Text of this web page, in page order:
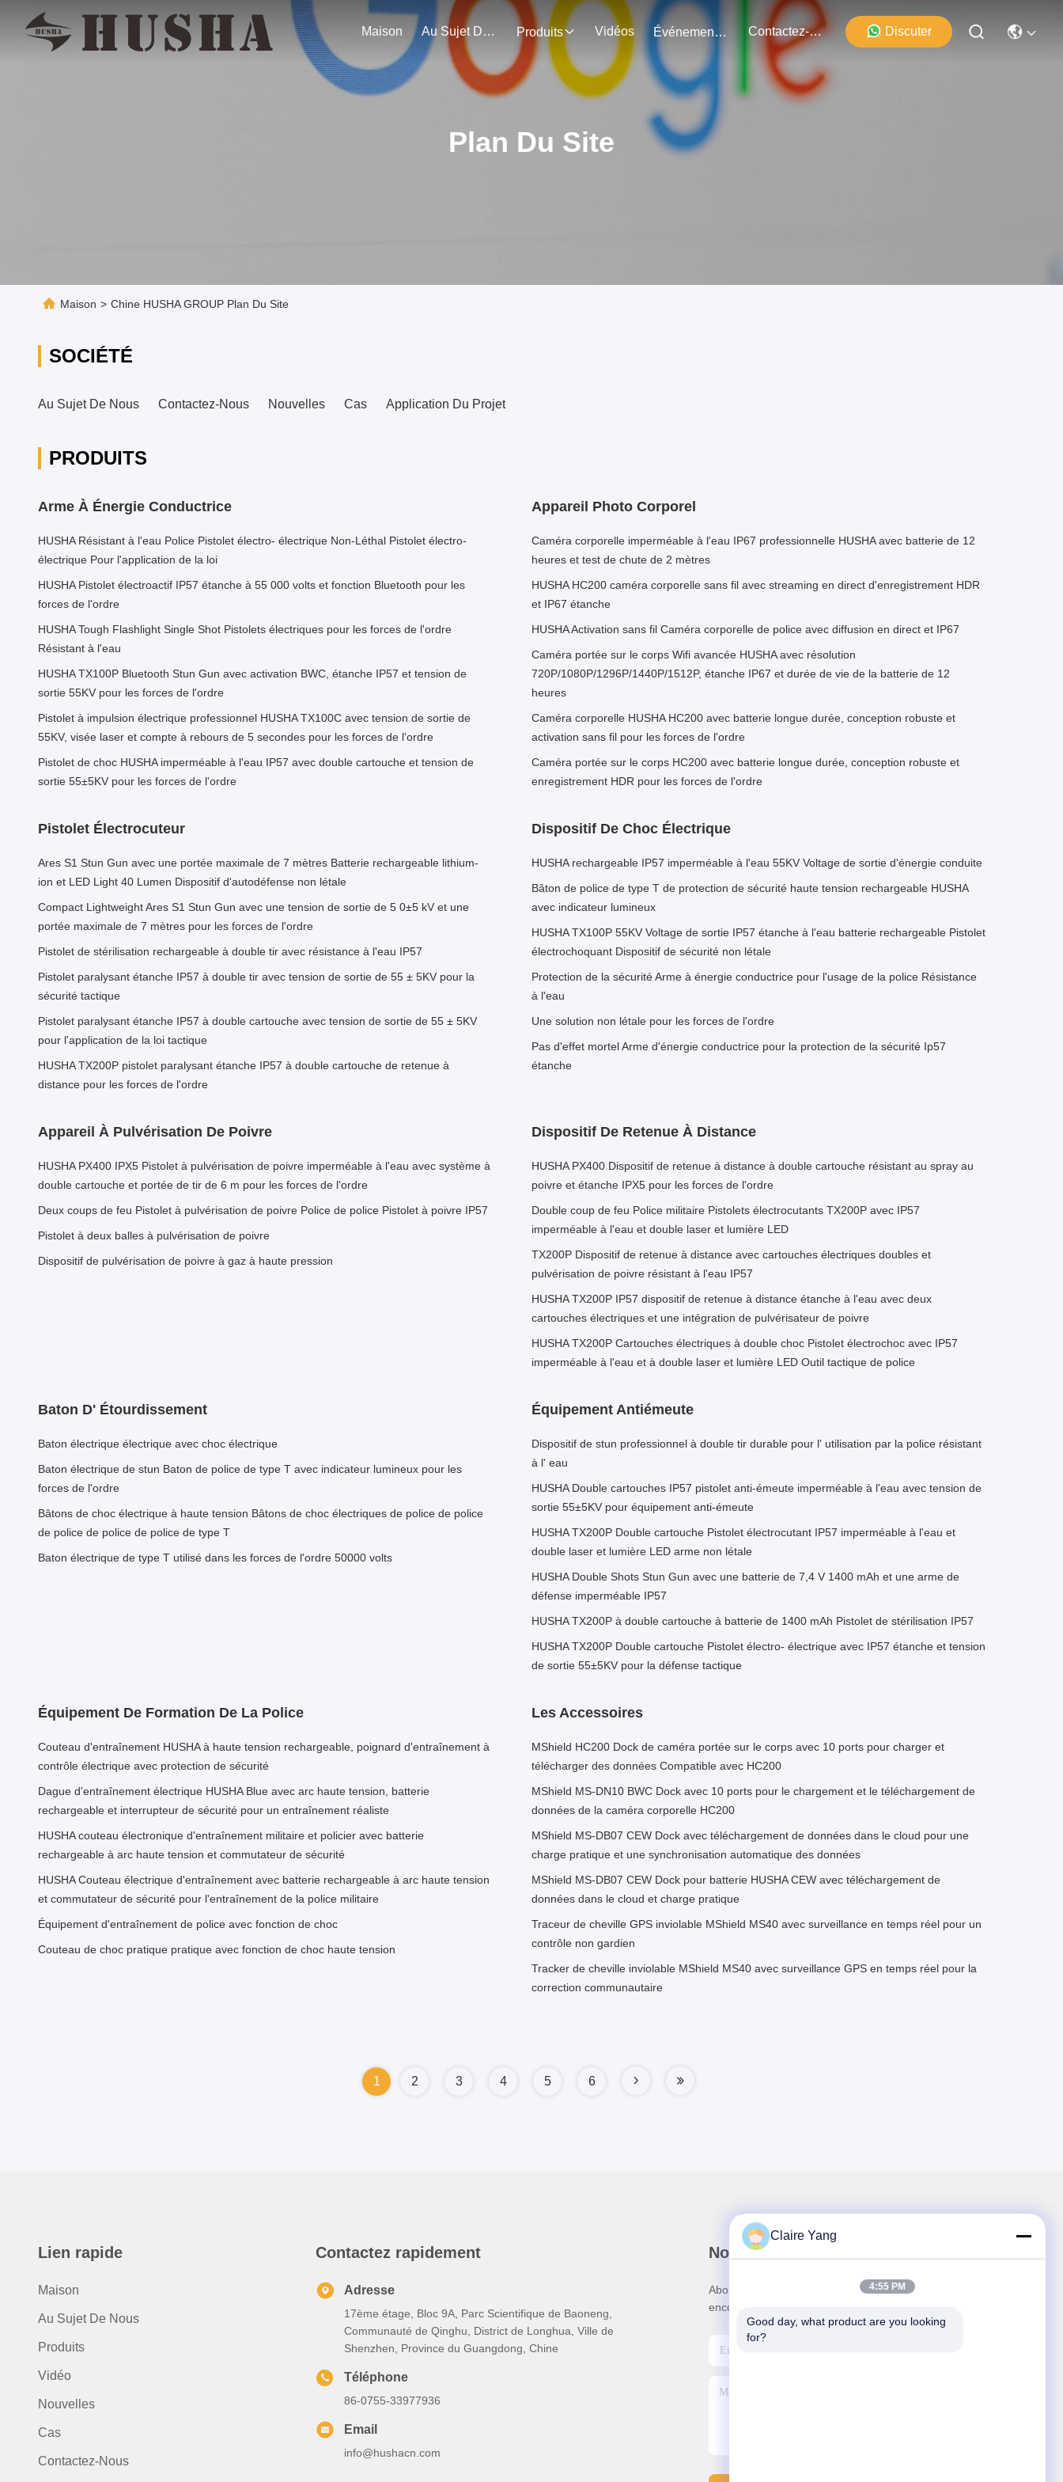
Maison Au Sujet De Nous Produits Vidéos Événements Contactez-Nous Discuter
Plan Du Site
Maison > Chine HUSHA GROUP Plan Du Site
SOCIÉTÉ
Au Sujet De Nous Contactez-Nous Nouvelles Cas Application Du Projet
PRODUITS
Arme À Énergie Conductrice
HUSHA Résistant à l'eau Police Pistolet électro- électrique Non-Léthal Pistolet électro-
électrique Pour l'application de la loi
HUSHA Pistolet électroactif IP57 étanche à 55 000 volts et fonction Bluetooth pour les
forces de l'ordre
HUSHA Tough Flashlight Single Shot Pistolets électriques pour les forces de l'ordre
Résistant à l'eau
HUSHA TX100P Bluetooth Stun Gun avec activation BWC, étanche IP57 et tension de
sortie 55KV pour les forces de l'ordre
Pistolet à impulsion électrique professionnel HUSHA TX100C avec tension de sortie de
55KV, visée laser et compte à rebours de 5 secondes pour les forces de l'ordre
Pistolet de choc HUSHA imperméable à l'eau IP57 avec double cartouche et tension de
sortie 55±5KV pour les forces de l'ordre
Appareil Photo Corporel
Caméra corporelle imperméable à l'eau IP67 professionnelle HUSHA avec batterie de 12
heures et test de chute de 2 mètres
HUSHA HC200 caméra corporelle sans fil avec streaming en direct d'enregistrement HDR
et IP67 étanche
HUSHA Activation sans fil Caméra corporelle de police avec diffusion en direct et IP67
Caméra portée sur le corps Wifi avancée HUSHA avec résolution
720P/1080P/1296P/1440P/1512P, étanche IP67 et durée de vie de la batterie de 12
heures
Caméra corporelle HUSHA HC200 avec batterie longue durée, conception robuste et
activation sans fil pour les forces de l'ordre
Caméra portée sur le corps HC200 avec batterie longue durée, conception robuste et
enregistrement HDR pour les forces de l'ordre
Pistolet Électrocuteur
Ares S1 Stun Gun avec une portée maximale de 7 mètres Batterie rechargeable lithium-
ion et LED Light 40 Lumen Dispositif d'autodéfense non létale
Compact Lightweight Ares S1 Stun Gun avec une tension de sortie de 5 0±5 kV et une
portée maximale de 7 mètres pour les forces de l'ordre
Pistolet de stérilisation rechargeable à double tir avec résistance à l'eau IP57
Pistolet paralysant étanche IP57 à double tir avec tension de sortie de 55 ± 5KV pour la
sécurité tactique
Pistolet paralysant étanche IP57 à double cartouche avec tension de sortie de 55 ± 5KV
pour l'application de la loi tactique
HUSHA TX200P pistolet paralysant étanche IP57 à double cartouche de retenue à
distance pour les forces de l'ordre
Dispositif De Choc Électrique
HUSHA rechargeable IP57 imperméable à l'eau 55KV Voltage de sortie d'énergie conduite
Bâton de police de type T de protection de sécurité haute tension rechargeable HUSHA
avec indicateur lumineux
HUSHA TX100P 55KV Voltage de sortie IP57 étanche à l'eau batterie rechargeable Pistolet
électrochoquant Dispositif de sécurité non létale
Protection de la sécurité Arme à énergie conductrice pour l'usage de la police Résistance
à l'eau
Une solution non létale pour les forces de l'ordre
Pas d'effet mortel Arme d'énergie conductrice pour la protection de la sécurité Ip57
étanche
Appareil À Pulvérisation De Poivre
HUSHA PX400 IPX5 Pistolet à pulvérisation de poivre imperméable à l'eau avec système à
double cartouche et portée de tir de 6 m pour les forces de l'ordre
Deux coups de feu Pistolet à pulvérisation de poivre Police de police Pistolet à poivre IP57
Pistolet à deux balles à pulvérisation de poivre
Dispositif de pulvérisation de poivre à gaz à haute pression
Dispositif De Retenue À Distance
HUSHA PX400 Dispositif de retenue à distance à double cartouche résistant au spray au
poivre et étanche IPX5 pour les forces de l'ordre
Double coup de feu Police militaire Pistolets électrocutants TX200P avec IP57
imperméable à l'eau et double laser et lumière LED
TX200P Dispositif de retenue à distance avec cartouches électriques doubles et
pulvérisation de poivre résistant à l'eau IP57
HUSHA TX200P IP57 dispositif de retenue à distance étanche à l'eau avec deux
cartouches électriques et une intégration de pulvérisateur de poivre
HUSHA TX200P Cartouches électriques à double choc Pistolet électrochoc avec IP57
imperméable à l'eau et à double laser et lumière LED Outil tactique de police
Baton D' Étourdissement
Baton électrique électrique avec choc électrique
Baton électrique de stun Baton de police de type T avec indicateur lumineux pour les
forces de l'ordre
Bâtons de choc électrique à haute tension Bâtons de choc électriques de police de police
de police de police de police de type T
Baton électrique de type T utilisé dans les forces de l'ordre 50000 volts
Équipement Antiémeute
Dispositif de stun professionnel à double tir durable pour l' utilisation par la police résistant
à l' eau
HUSHA Double cartouches IP57 pistolet anti-émeute imperméable à l'eau avec tension de
sortie 55±5KV pour équipement anti-émeute
HUSHA TX200P Double cartouche Pistolet électrocutant IP57 imperméable à l'eau et
double laser et lumière LED arme non létale
HUSHA Double Shots Stun Gun avec une batterie de 7,4 V 1400 mAh et une arme de
défense imperméable IP57
HUSHA TX200P à double cartouche à batterie de 1400 mAh Pistolet de stérilisation IP57
HUSHA TX200P Double cartouche Pistolet électro- électrique avec IP57 étanche et tension
de sortie 55±5KV pour la défense tactique
Équipement De Formation De La Police
Couteau d'entraînement HUSHA à haute tension rechargeable, poignard d'entraînement à
contrôle électrique avec protection de sécurité
Dague d'entraînement électrique HUSHA Blue avec arc haute tension, batterie
rechargeable et interrupteur de sécurité pour un entraînement réaliste
HUSHA couteau électronique d'entraînement militaire et policier avec batterie
rechargeable à arc haute tension et commutateur de sécurité
HUSHA Couteau électrique d'entraînement avec batterie rechargeable à arc haute tension
et commutateur de sécurité pour l'entraînement de la police militaire
Équipement d'entraînement de police avec fonction de choc
Couteau de choc pratique pratique avec fonction de choc haute tension
Les Accessoires
MShield HC200 Dock de caméra portée sur le corps avec 10 ports pour charger et
télécharger des données Compatible avec HC200
MShield MS-DN10 BWC Dock avec 10 ports pour le chargement et le téléchargement de
données de la caméra corporelle HC200
MShield MS-DB07 CEW Dock avec téléchargement de données dans le cloud pour une
charge pratique et une synchronisation automatique des données
MShield MS-DB07 CEW Dock pour batterie HUSHA CEW avec téléchargement de
données dans le cloud et charge pratique
Traceur de cheville GPS inviolable MShield MS40 avec surveillance en temps réel pour un
contrôle non gardien
Tracker de cheville inviolable MShield MS40 avec surveillance GPS en temps réel pour la
correction communautaire
1 2 3 4 5 6
Lien rapide
Maison
Au Sujet De Nous
Produits
Vidéo
Nouvelles
Cas
Contactez-Nous
Contactez rapidement
Adresse
17ème étage, Bloc 9A, Parc Scientifique de Baoneng,
Communauté de Qinghu, District de Longhua, Ville de
Shenzhen, Province du Guangdong, Chine
Téléphone
86-0755-33977936
Email
info@hushacn.com
Notre newsletter
Abonnez-vous à notre newsletter pour des réductions et plus
encore.
Claire Yang
4:55 PM
Good day, what product are you looking
for?